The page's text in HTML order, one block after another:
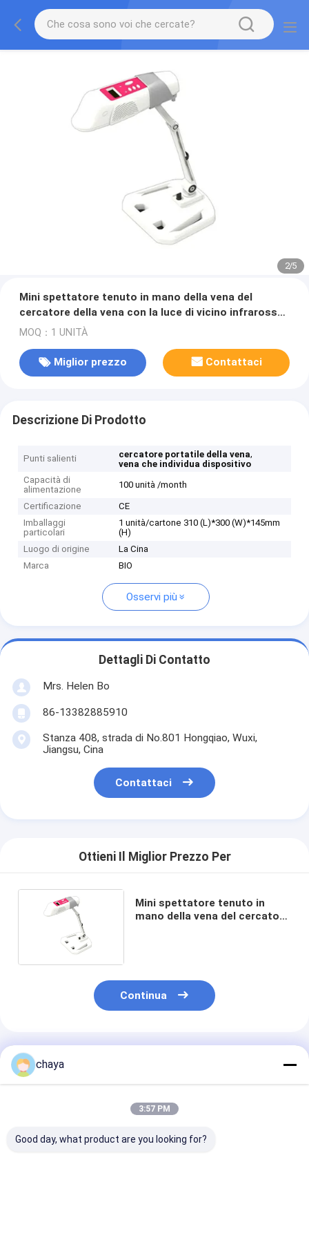
2/5
Mini spettatore tenuto in mano della vena del
cercatore della vena con la luce di vicino infrarosso
per l'ospedale
MOQ：1 UNITÀ
Miglior prezzo Contattaci
Descrizione Di Prodotto
Punti salienti cercatore portatile della vena,
vena che individua dispositivo
Capacità di
alimentazione
100 unità /month
Certificazione
CE
Imballaggi
particolari
1 unità/cartone 310 (L)*300 (W)*145mm
(H)
Luogo di origine
La Cina
Marca
BIO
Osservi più
Dettagli Di Contatto
Mrs. Helen Bo
86-13382885910
Stanza 408, strada di No.801 Hongqiao, Wuxi,
Jiangsu, Cina
Contattaci
Ottieni Il Miglior Prezzo Per
Mini spettatore tenuto in
mano della vena del cercatore
Continua
Prodotti Raccomandati
chaya
3:57 PM
Good day, what product are you looking for?